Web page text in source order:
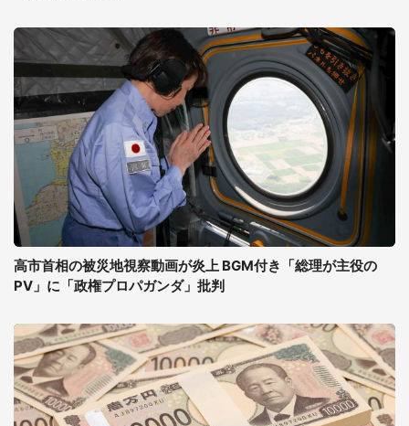
高市首相の被災地視察動画が炎上 BGM付き「総理が主役の
PV」に「政権プロパガンダ」批判